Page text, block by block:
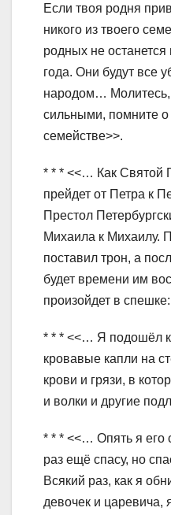
Если твоя родня
никого из твоего
родных не
года. Они будут все
народом… Молитесь,
сильными, помните
семействе>>.
* * * <<… Как Святой
прейдет от Петра к
Престол
Михаила к Михаилу.
поставил трон, а
будет времени им
произойдет в
* * * <<… Я подошёл к
кровавые капли на
крови и грязи, в
и волки и другие
* * * <<… Опять я его
раз ещё спасу, но
Всякий раз, как я
девочек и царевича,